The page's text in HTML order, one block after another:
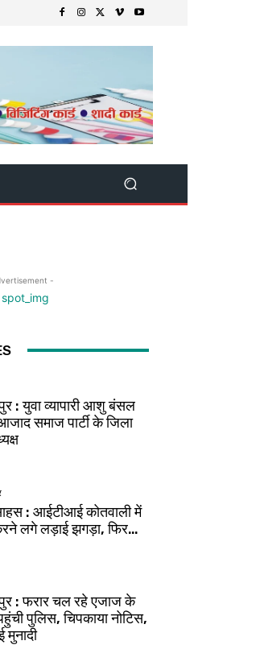
-
: युवा व्यापारी आशु बंसल
समाज पार्टी के जिला
: आईटीआई कोतवाली में
लगे लड़ाई झगड़ा, फिर…
: फरार चल रहे एजाज के
पुलिस, चिपकाया नोटिस,
मुनादी